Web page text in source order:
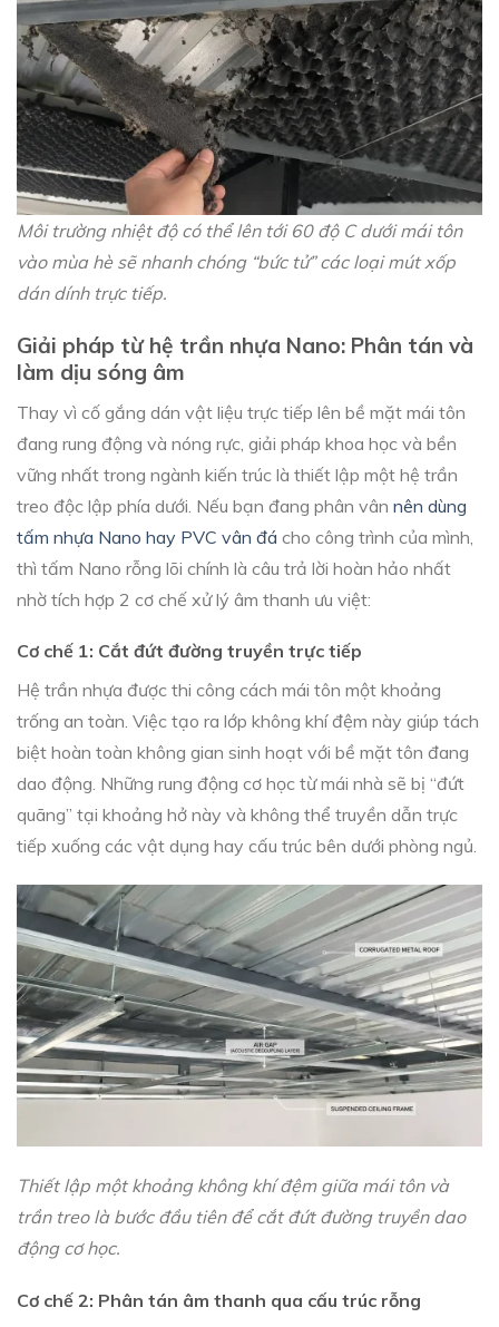
Môi trường nhiệt độ có thể lên tới 60 độ C dưới mái tôn
vào mùa hè sẽ nhanh chóng “bức tử” các loại mút xốp
dán dính trực tiếp.
Giải pháp từ hệ trần nhựa Nano: Phân tán và
làm dịu sóng âm
Thay vì cố gắng dán vật liệu trực tiếp lên bề mặt mái tôn
đang rung động và nóng rực, giải pháp khoa học và bền
vững nhất trong ngành kiến trúc là thiết lập một hệ trần
treo độc lập phía dưới. Nếu bạn đang phân vân nên dùng
tấm nhựa Nano hay PVC vân đá cho công trình của mình,
thì tấm Nano rỗng lõi chính là câu trả lời hoàn hảo nhất
nhờ tích hợp 2 cơ chế xử lý âm thanh ưu việt:
Cơ chế 1: Cắt đứt đường truyền trực tiếp
Hệ trần nhựa được thi công cách mái tôn một khoảng
trống an toàn. Việc tạo ra lớp không khí đệm này giúp tách
biệt hoàn toàn không gian sinh hoạt với bề mặt tôn đang
dao động. Những rung động cơ học từ mái nhà sẽ bị “đứt
quãng” tại khoảng hở này và không thể truyền dẫn trực
tiếp xuống các vật dụng hay cấu trúc bên dưới phòng ngủ.
Thiết lập một khoảng không khí đệm giữa mái tôn và
trần treo là bước đầu tiên để cắt đứt đường truyền dao
động cơ học.
Cơ chế 2: Phân tán âm thanh qua cấu trúc rỗng